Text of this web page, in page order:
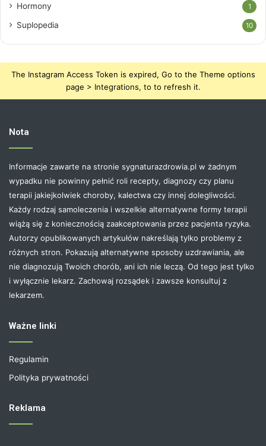
Hormony 1
Suplopedia 10
The Instagram Access Token is expired, Go to the Theme options
page > Integrations, to to refresh it.
Nota
Informacje zawarte na stronie sygnaturazdrowia.pl w żadnym
wypadku nie powinny pełnić roli recepty, diagnozy czy planu
terapii jakiejkolwiek choroby, kalectwa czy innej dolegliwości.
Każdy rodzaj samoleczenia i wszelkie alternatywne formy terapii
wiążą się z koniecznością zaakceptowania przez pacjenta ryzyka.
Autorzy opublikowanych artykułów nakreślają tylko problemy z
różnych stron. Pokazują alternatywne sposoby uzdrawiania, ale
nie diagnozują Twoich chorób, ani ich nie leczą. Od tego jest tylko
i wyłącznie lekarz. Zachowaj rozsądek i zawsze konsultuj z
lekarzem.
Ważne linki
Regulamin
Polityka prywatności
Reklama